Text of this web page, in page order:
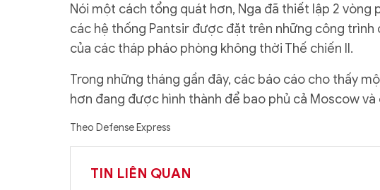
Nói một cách tổng quát hơn, Nga đã thiết lập 2 vòng
các hệ thống Pantsir được đặt trên những công
của các tháp pháo phòng không thời Thế chiến II.
Trong những tháng gần đây, các báo cáo cho thấy
hơn đang được hình thành để bao phủ cả Moscow và
Theo Defense Express
TIN LIÊN QUAN